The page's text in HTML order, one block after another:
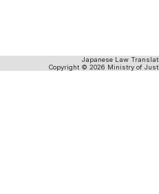
Japanese Law
Copyright © 2026 Ministry of